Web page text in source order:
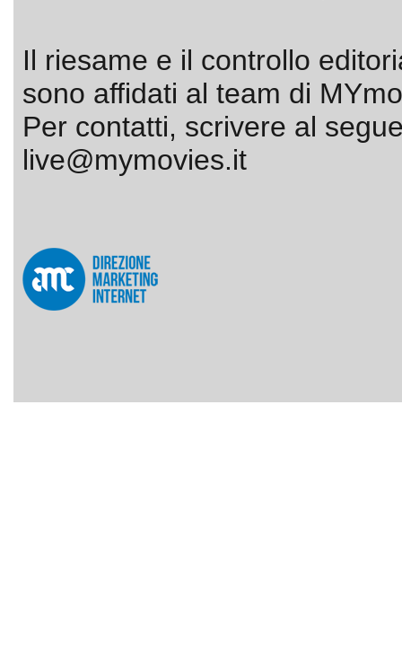
Il riesame e il controllo
sono affidati al team di
Per contatti, scrivere al
live@mymovies.it